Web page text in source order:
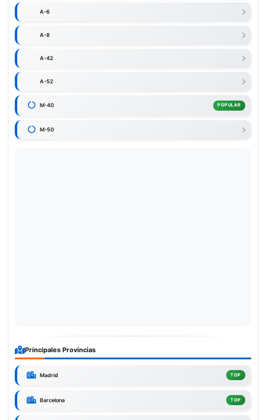
A-6
A-8
A-42
A-52
M-40 POPULAR
M-50
Principales Provincias
Madrid TOP
Barcelona TOP